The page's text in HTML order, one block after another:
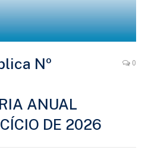
Nº
ANUAL
DE 2026
0